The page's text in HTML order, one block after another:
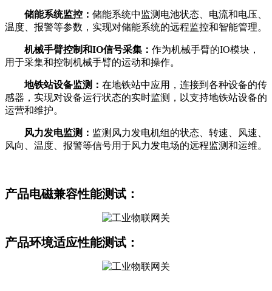
储能系统监控： 储能系统中监测电池状态、电流和电压、
温度、报警等参数，实现对储能系统的远程监控和智能管理。
机械手臂控制和IO信号采集： 作为机械手臂的IO模块，
用于采集和控制机械手臂的运动和操作。
地铁站设备监测： 在地铁站中应用，连接到各种设备的传
感器，实现对设备运行状态的实时监测，以支持地铁站设备的
运营和维护。
风力发电监测： 监测风力发电机组的状态、转速、风速、
风向、温度、报警等信号用于风力发电场的远程监测和运维。
产品电磁兼容性能测试：
产品环境适应性能测试：